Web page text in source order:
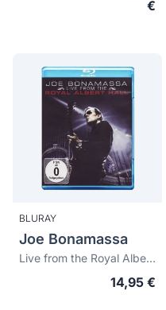
€
BLURAY
Joe Bonamassa
Live from the Royal Albert Hall
14,95 €